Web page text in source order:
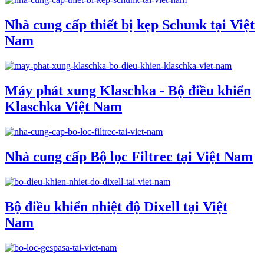
Nhà cung cấp thiết bị kẹp Schunk tại Việt
Nam
Máy phát xung Klaschka - Bộ điều khiển
Klaschka Việt Nam
Nhà cung cấp Bộ lọc Filtrec tại Việt Nam
Bộ điều khiển nhiệt độ Dixell tại Việt
Nam